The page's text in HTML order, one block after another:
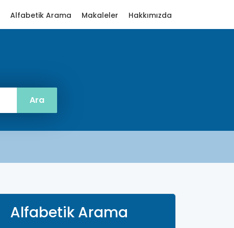
Alfabetik Arama Makaleler Hakkımızda
Alfabetik Arama